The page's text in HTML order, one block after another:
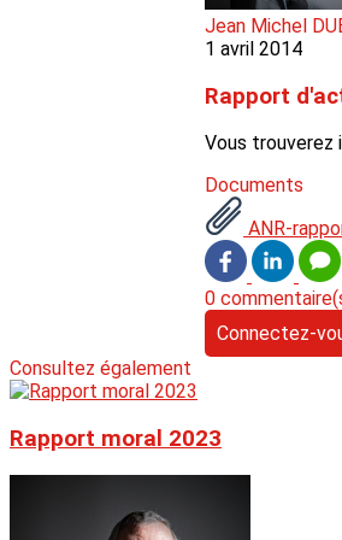
Jean Michel
1 avril 2014
Rapport
Vous trouverez
Documents
ANR-
0
Connectez-
Consultez également
Rapport moral 2023